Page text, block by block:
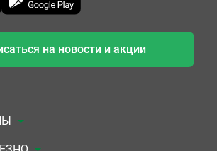
на новости и акции